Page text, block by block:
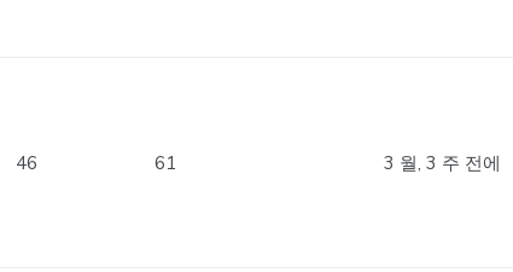
46 61 3 월, 3 주 전에